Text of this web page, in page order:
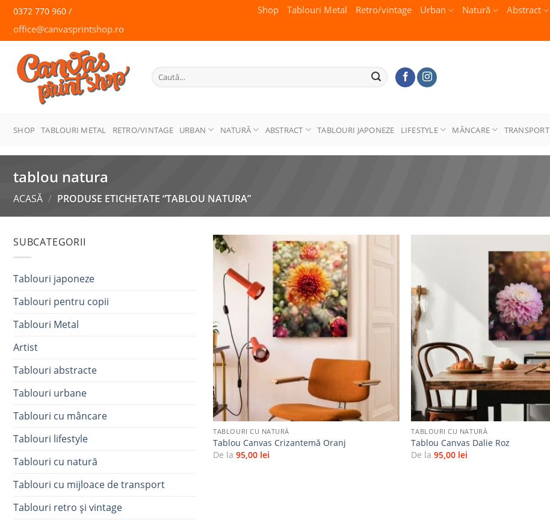
Skip
content
0372 770 960 /
office@canvasprintshop.ro
Shop Tablouri Metal Retro/vintage Urban Natură Abstract
CANVAS
PRINT SHOP
Caută
după:
SHOP TABLOURI METAL RETRO/VINTAGE URBAN NATURĂ ABSTRACT TABLOURI JAPONEZE LIFESTYLE MÂNCARE TRANSPORT
tablou natura
ACASĂ / PRODUSE ETICHETATE “TABLOU NATURA”
SUBCATEGORII
Tablouri japoneze
Tablouri pentru copii
Tablouri Metal
Artist
Tablouri abstracte
Tablouri urbane
Tablouri cu mâncare
Tablouri lifestyle
Tablouri cu natură
Tablouri cu mijloace de transport
Tablouri retro și vintage
TABLOURI CU NATURĂ
Tablou Canvas Crizantemă Oranj
De la95,00 lei
+
TABLOURI CU NATURĂ
Tablou Canvas Dalie Roz
De la95,00 lei